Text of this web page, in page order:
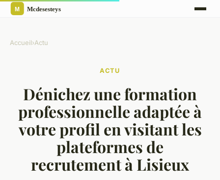
Accueil›Actu
ACTU
Dénichez une formation
professionnelle adaptée à
votre profil en visitant les
plateformes de
recrutement à Lisieux